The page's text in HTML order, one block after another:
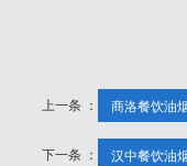
上一条 ： 商洛餐饮油
下一条 ： 汉中餐饮油